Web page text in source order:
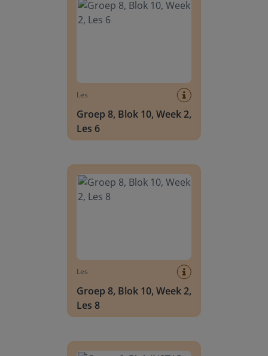
Les
Groep 8, Blok 10, Week 2,
Les 6
Les
Groep 8, Blok 10, Week 2,
Les 8